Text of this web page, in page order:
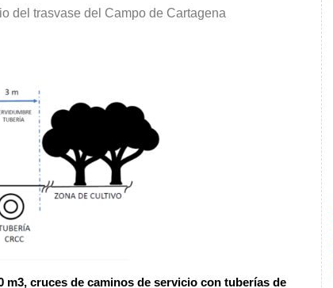
del trasvase del Campo de Cartagena
m3, cruces de caminos de servicio con tuberías de